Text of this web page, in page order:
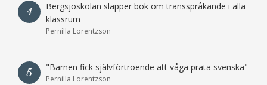
4
Bergsjöskolan släpper bok om transspråkande i alla
klassrum
Pernilla Lorentzson
5 "Barnen fick självförtroende att våga prata svenska"
Pernilla Lorentzson